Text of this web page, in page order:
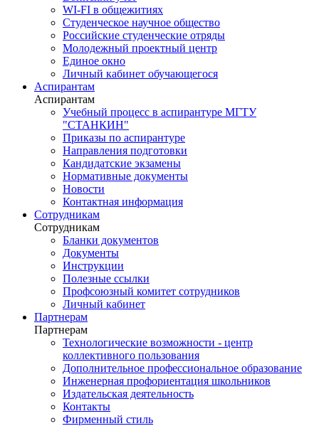
WI-FI в общежитиях
Студенческое научное общество
Российские студенческие отряды
Молодежный проектный центр
Единое окно
Личный кабинет обучающегося
Аспирантам
Аспирантам
Учебный процесс в аспирантуре МГТУ
"СТАНКИН"
Приказы по аспирантуре
Направления подготовки
Кандидатские экзамены
Нормативные документы
Новости
Контактная информация
Сотрудникам
Сотрудникам
Бланки документов
Документы
Инструкции
Полезные ссылки
Профсоюзный комитет сотрудников
Личный кабинет
Партнерам
Партнерам
Технологические возможности - центр
коллективного пользования
Дополнительное профессиональное образование
Инженерная профориентация школьников
Издательская деятельность
Контакты
Фирменный стиль